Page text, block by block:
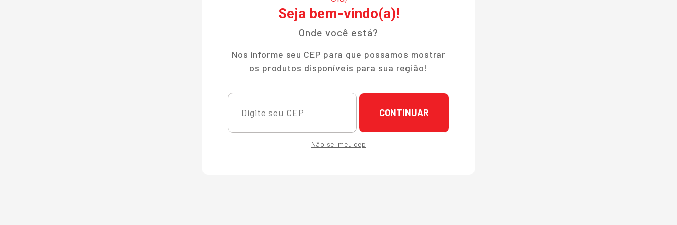
Seja bem-vindo(a)!
Onde você está?
Nos informe seu CEP para que possamos mostrar
os produtos disponíveis para sua região!
CONTINUAR
Não sei meu cep